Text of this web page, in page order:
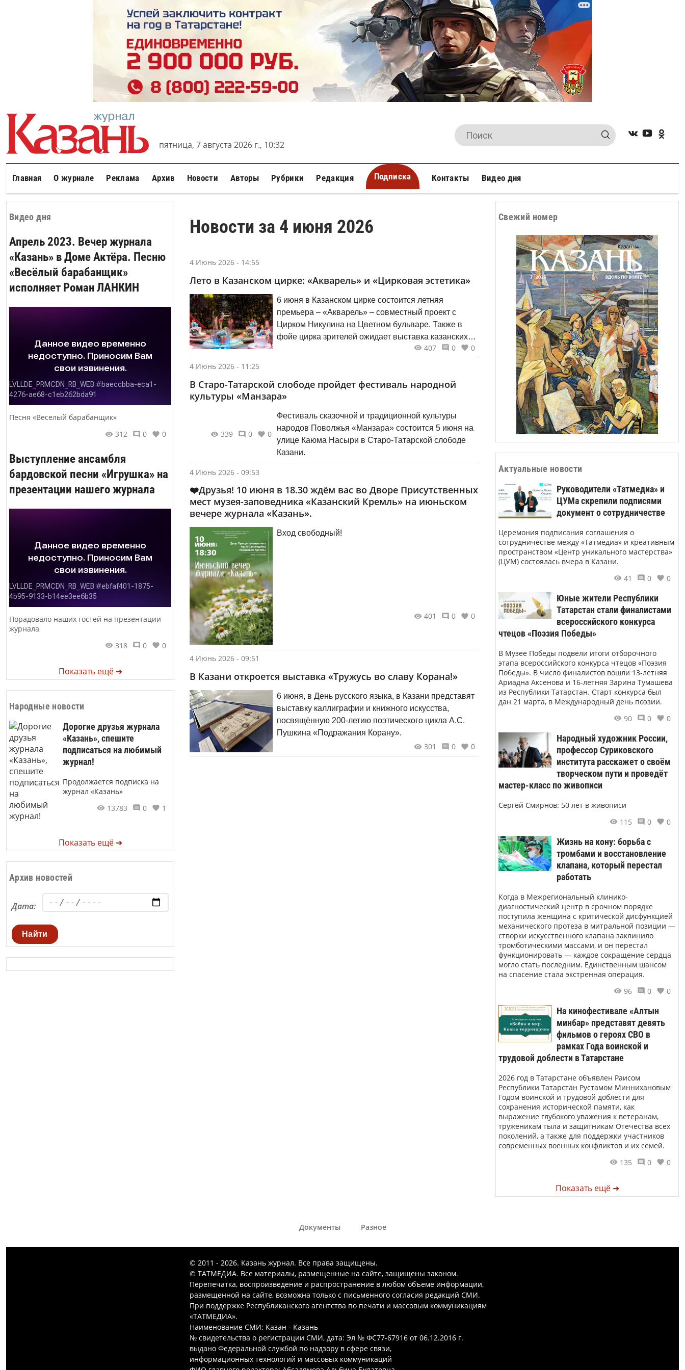
пятница, 7 августа 2026 г., 10:32
Главная О журнале Реклама Архив Новости Авторы Рубрики Редакция Подписка Контакты Видео дня
Видео дня
Апрель 2023. Вечер журнала
«Казань» в Доме Актёра. Песню
«Весёлый барабанщик»
исполняет Роман ЛАНКИН
Песня «Веселый барабанщик»
312
0 0
Выступление ансамбля
бардовской песни «Игрушка» на
презентации нашего журнала
Порадовало наших гостей на презентации
журнала
318
0 0
Показать ещё ➜
Народные новости
Дорогие друзья журнала
«Казань», спешите
подписаться на любимый
журнал!
Продолжается подписка на
журнал «Казань»
13783
0 1
Показать ещё ➜
Архив новостей
Дата:
Найти
Новости за 4 июня 2026
4 Июнь 2026 - 14:55
Лето в Казанском цирке: «Акварель» и «Цирковая эстетика»
6 июня в Казанском цирке состоится летняя
премьера – «Акварель» – совместный проект с
Цирком Никулина на Цветном бульваре. Также в
фойе цирка зрителей ожидает выставка казанских
фотографов, посвященная красоте циркового
407 0
0
4 Июнь 2026 - 11:25
В Старо-Татарской слободе пройдет фестиваль народной
культуры «Манзара»
Фестиваль сказочной и традиционной культуры
народов Поволжья «Манзара» состоится 5 июня на
улице Каюма Насыри в Старо-Татарской слободе
Казани.
339 0 0
4 Июнь 2026 - 09:53
❤️Друзья! 10 июня в 18.30 ждём вас во Дворе Присутственных
мест музея-заповедника «Казанский Кремль» на июньском
вечере журнала «Казань».
Вход свободный!
401 0 0
4 Июнь 2026 - 09:51
В Казани откроется выставка «Тружусь во славу Корана!»
6 июня, в День русского языка, в Казани представят
выставку каллиграфии и книжного искусства,
посвящённую 200-летию поэтического цикла А.С.
Пушкина «Подражания Корану».
301 0 0
Свежий номер
Актуальные новости
Руководители «Татмедиа» и
ЦУМа скрепили подписями
документ о сотрудничестве
Церемония подписания соглашения о
сотрудничестве между «Татмедиа» и креативным
пространством «Центр уникального мастерства»
(ЦУМ) состоялась вчера в Казани.
41
0 0
Юные жители Республики
Татарстан стали финалистами
всероссийского конкурса
чтецов «Поэзия Победы»
В Музее Победы подвели итоги отборочного
этапа всероссийского конкурса чтецов «Поэзия
Победы». В число финалистов вошли 13-летняя
Ариадна Аксенова и 16-летняя Зарина Тумашева
из Республики Татарстан. Старт конкурса был
дан 21 марта, в Международный день поэзии.
90
0 0
Народный художник России,
профессор Суриковского
института расскажет о своём
творческом пути и проведёт
мастер-класс по живописи
Сергей Смирнов: 50 лет в живописи
115
0 0
Жизнь на кону: борьба с
тромбами и восстановление
клапана, который перестал
работать
Когда в Межрегиональный клинико-
диагностический центр в срочном порядке
поступила женщина с критической дисфункцией
механического протеза в митральной позиции —
створки искусственного клапана заклинило
тромботическими массами, и он перестал
функционировать — каждое сокращение сердца
могло стать последним. Единственным шансом
на спасение стала экстренная операция.
96
0 0
На кинофестивале «Алтын
минбар» представят девять
фильмов о героях СВО в
рамках Года воинской и
трудовой доблести в Татарстане
2026 год в Татарстане объявлен Раисом
Республики Татарстан Рустамом Миннихановым
Годом воинской и трудовой доблести для
сохранения исторической памяти, как
выражение глубокого уважения к ветеранам,
труженикам тыла и защитникам Отечества всех
поколений, а также для поддержки участников
современных военных конфликтов и их семей.
135
0 0
Показать ещё ➜
Документы Разное
© 2011 - 2026. Казань журнал. Все права защищены.
© ТАТМЕДИА. Все материалы, размещенные на сайте, защищены законом.
Перепечатка, воспроизведение и распространение в любом объеме информации,
размещенной на сайте, возможна только с письменного согласия редакций СМИ.
При поддержке Республиканского агентства по печати и массовым коммуникациям
«ТАТМЕДИА».
Наименование СМИ: Казан - Казань
№ свидетельства о регистрации СМИ, дата: Эл № ФС77-67916 от 06.12.2016 г.
выдано Федеральной службой по надзору в сфере связи,
информационных технологий и массовых коммуникаций